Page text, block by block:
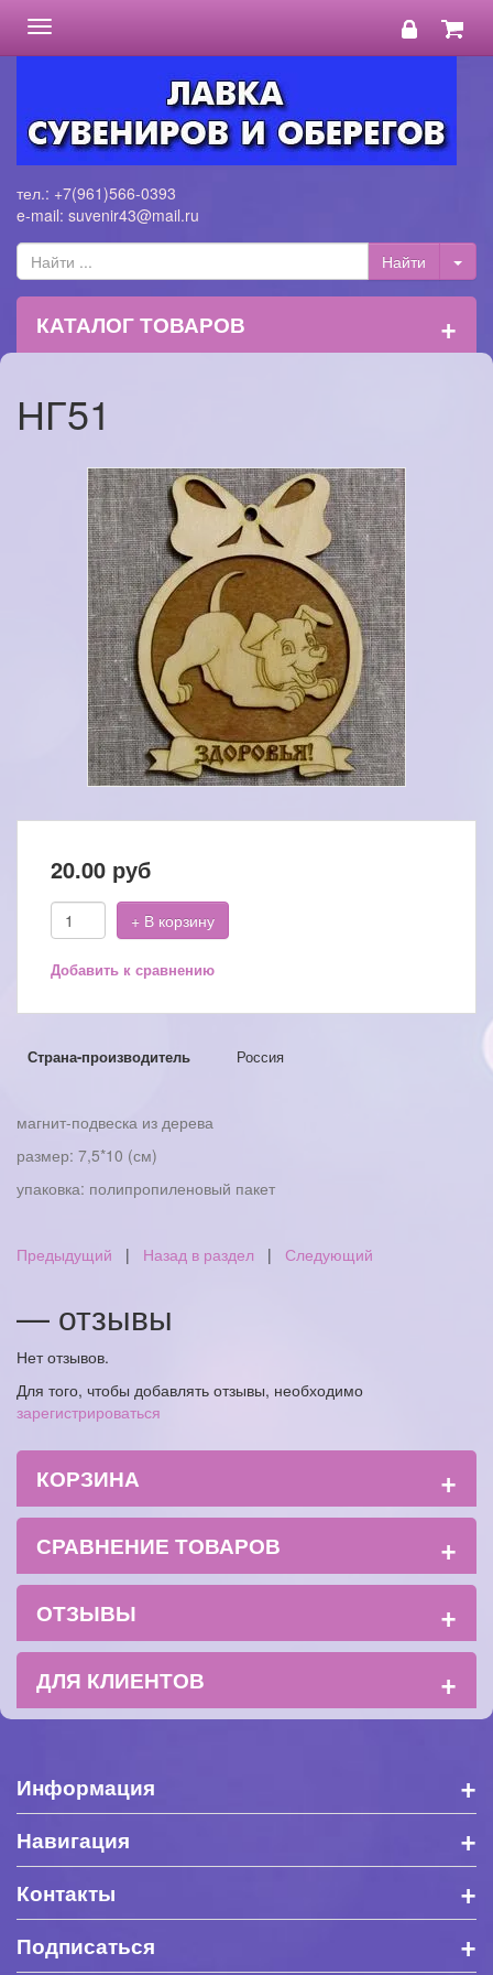
Toggle
navigation
тел.: +7(961)566-0393
e-mail: suvenir43@mail.ru
КАТАЛОГ ТОВАРОВ +
НГ51
20.00 руб
+ В корзину
Добавить к сравнению
Страна-производитель Россия
магнит-подвеска из дерева
размер: 7,5*10 (см)
упаковка: полипропиленовый пакет
Предыдущий | Назад в раздел | Следующий
— отзывы
Нет отзывов.
Для того, чтобы добавлять отзывы, необходимо
зарегистрироваться
КОРЗИНА +
СРАВНЕНИЕ ТОВАРОВ +
ОТЗЫВЫ +
ДЛЯ КЛИЕНТОВ +
Информация +
Навигация +
Контакты +
Подписаться +